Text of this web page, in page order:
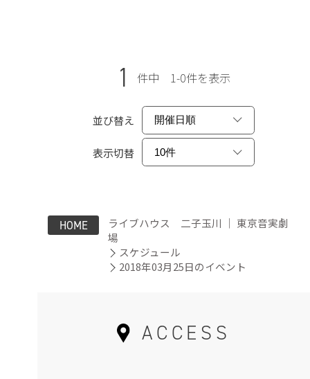
1 件中 1-0件を表示
並び替え
表示切替
HOME
ライブハウス 二子玉川 ｜ 東京音実劇
場
スケジュール
2018年03月25日のイベント
ACCESS